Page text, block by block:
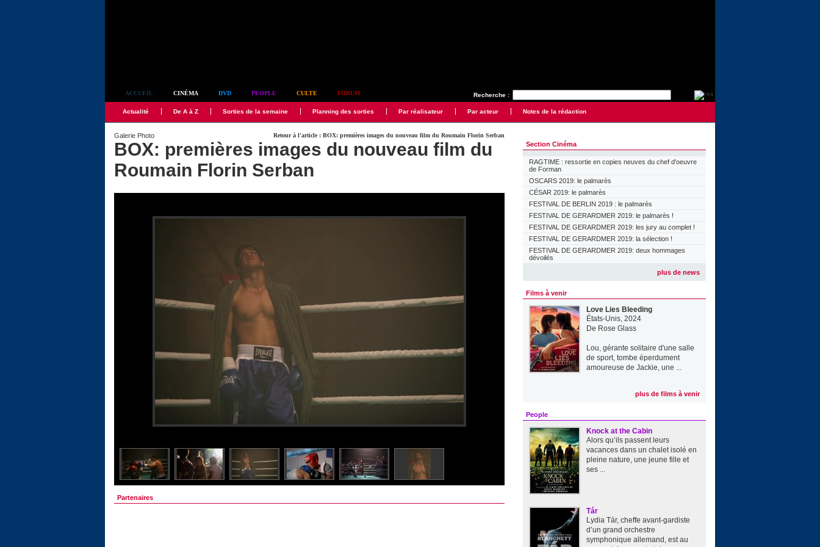
Recherche :
ACCUEIL CINÉMA DVD PEOPLE CULTE FORUM
Actualité De A à Z Sorties de la semaine Planning des sorties Par réalisateur Par acteur Notes de la rédaction
Retour à l'article : BOX: premières images du nouveau film du Roumain Florin Serban
Galerie Photo
BOX: premières images du nouveau film du
Roumain Florin Serban
Partenaires
Section Cinéma
RAGTIME : ressortie en copies neuves du chef d'oeuvre
de Forman
OSCARS 2019: le palmarès
CÉSAR 2019: le palmarès
FESTIVAL DE BERLIN 2019 : le palmarès
FESTIVAL DE GERARDMER 2019: le palmarès !
FESTIVAL DE GERARDMER 2019: les jury au complet !
FESTIVAL DE GERARDMER 2019: la sélection !
FESTIVAL DE GERARDMER 2019: deux hommages
dévoilés
plus de news
Films à venir
Love Lies Bleeding
États-Unis, 2024
De Rose Glass
Lou, gérante solitaire d'une salle
de sport, tombe éperdument
amoureuse de Jackie, une ...
plus de films à venir
People
Knock at the Cabin
Alors qu’ils passent leurs
vacances dans un chalet isolé en
pleine nature, une jeune fille et
ses ...
Tár
Lydia Tár, cheffe avant-gardiste
d’un grand orchestre
symphonique allemand, est au